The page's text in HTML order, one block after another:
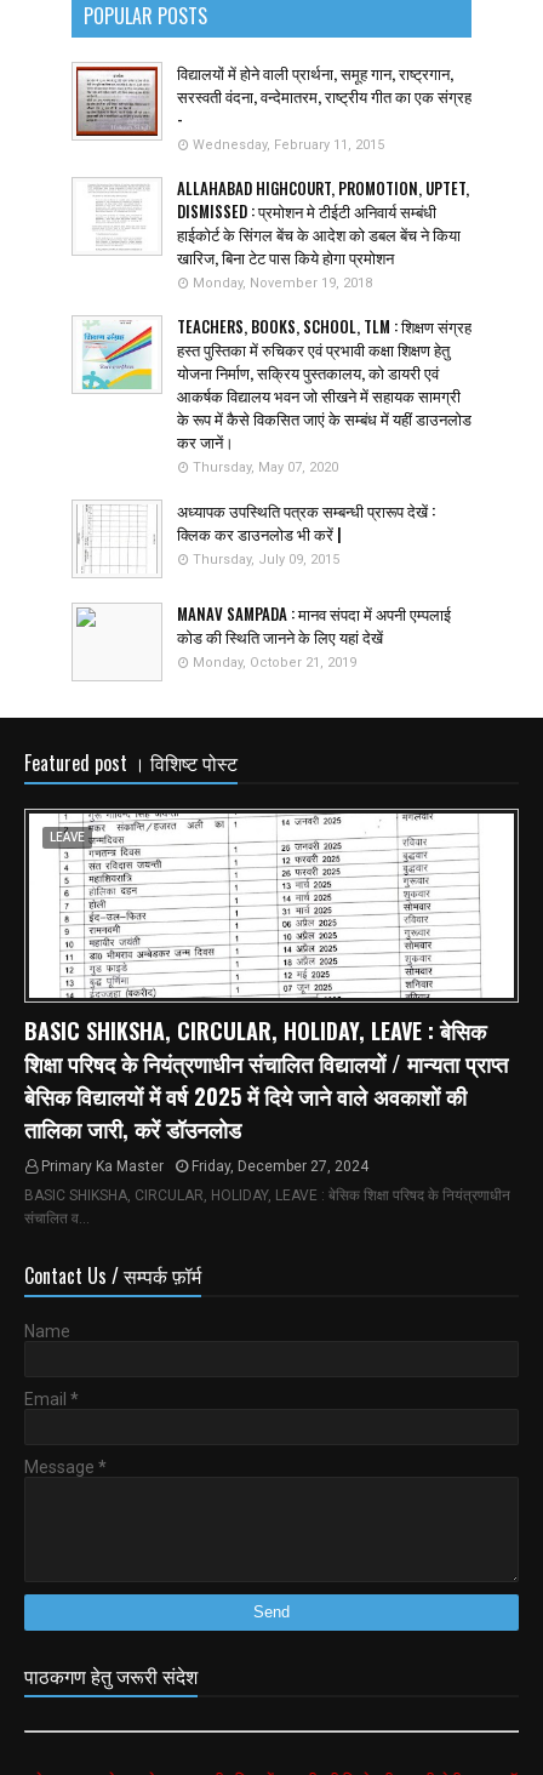
POPULAR POSTS
विद्यालयों में होने वाली प्रार्थना, समूह गान, राष्ट्रगान,
सरस्वती वंदना, वन्देमातरम, राष्ट्रीय गीत का एक संग्रह
-
Wednesday, February 11, 2015
ALLAHABAD HIGHCOURT, PROMOTION, UPTET,
DISMISSED : प्रमोशन मे टीईटी अनिवार्य सम्बंधी
हाईकोर्ट के सिंगल बेंच के आदेश को डबल बेंच ने किया
खारिज, बिना टेट पास किये होगा प्रमोशन
Monday, November 19, 2018
TEACHERS, BOOKS, SCHOOL, TLM : शिक्षण संग्रह
हस्त पुस्तिका में रुचिकर एवं प्रभावी कक्षा शिक्षण हेतु
योजना निर्माण, सक्रिय पुस्तकालय, को डायरी एवं
आकर्षक विद्यालय भवन जो सीखने में सहायक सामग्री
के रूप में कैसे विकसित जाएं के सम्बंध में यहीं डाउनलोड
कर जानें।
Thursday, May 07, 2020
अध्यापक उपस्थिति पत्रक सम्बन्धी प्रारूप देखें :
क्लिक कर डाउनलोड भी करें |
Thursday, July 09, 2015
MANAV SAMPADA : मानव संपदा में अपनी एम्पलाई
कोड की स्थिति जानने के लिए यहां देखें
Monday, October 21, 2019
Featured post । विशिष्ट पोस्ट
LEAVE
BASIC SHIKSHA, CIRCULAR, HOLIDAY, LEAVE : बेसिक
शिक्षा परिषद के नियंत्रणाधीन संचालित विद्यालयों / मान्यता प्राप्त
बेसिक विद्यालयों में वर्ष 2025 में दिये जाने वाले अवकाशों की
तालिका जारी, करें डॉउनलोड
Primary Ka Master
Friday, December 27, 2024
BASIC SHIKSHA, CIRCULAR, HOLIDAY, LEAVE : बेसिक शिक्षा परिषद के नियंत्रणाधीन
संचालित व…
Contact Us / सम्पर्क फ़ॉर्म
Name
Email *
Message *
पाठकगण हेतु जरूरी संदेश